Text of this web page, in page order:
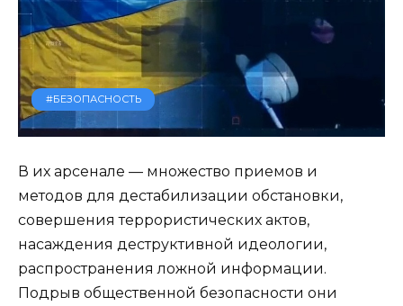
#БЕЗОПАСНОСТЬ
В их арсенале — множество приемов и
методов для дестабилизации обстановки,
совершения террористических актов,
насаждения деструктивной идеологии,
распространения ложной информации.
Подрыв общественной безопасности они